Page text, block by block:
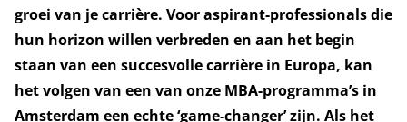
groei van je carrière. Voor aspirant-professionals die
hun horizon willen verbreden en aan het begin
staan van een succesvolle carrière in Europa, kan
het volgen van een van onze MBA-programma’s in
Amsterdam een echte ‘game-changer’ zijn. Als het